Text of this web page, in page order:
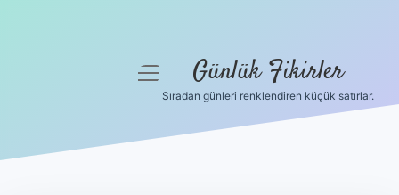
menüyü Günlük Fikirler
Sıradan günleri renklendiren küçük satırlar.